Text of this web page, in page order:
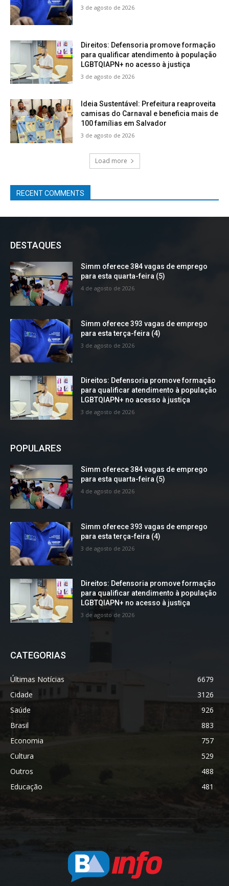
3 de agosto de 2026
Direitos: Defensoria promove formação
para qualificar atendimento à população
LGBTQIAPN+ no acesso à justiça
3 de agosto de 2026
Ideia Sustentável: Prefeitura reaproveita
camisas do Carnaval e beneficia mais de
100 famílias em Salvador
3 de agosto de 2026
Load more
RECENT COMMENTS
DESTAQUES
Simm oferece 384 vagas de emprego
para esta quarta-feira (5)
4 de agosto de 2026
Simm oferece 393 vagas de emprego
para esta terça-feira (4)
3 de agosto de 2026
Direitos: Defensoria promove formação
para qualificar atendimento à população
LGBTQIAPN+ no acesso à justiça
3 de agosto de 2026
POPULARES
Simm oferece 384 vagas de emprego
para esta quarta-feira (5)
4 de agosto de 2026
Simm oferece 393 vagas de emprego
para esta terça-feira (4)
3 de agosto de 2026
Direitos: Defensoria promove formação
para qualificar atendimento à população
LGBTQIAPN+ no acesso à justiça
3 de agosto de 2026
CATEGORIAS
Últimas Notícias
6679
Cidade
3126
Saúde
926
Brasil
883
Economia
757
Cultura
529
Outros
488
Educação
481